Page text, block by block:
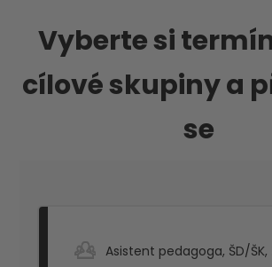
Vyberte si
cílové skupiny a
se
Asistent pedagoga, ŠD/ŠK,